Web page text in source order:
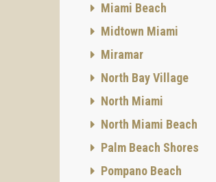
Miami Beach
Midtown Miami
Miramar
North Bay Village
North Miami
North Miami Beach
Palm Beach Shores
Pompano Beach